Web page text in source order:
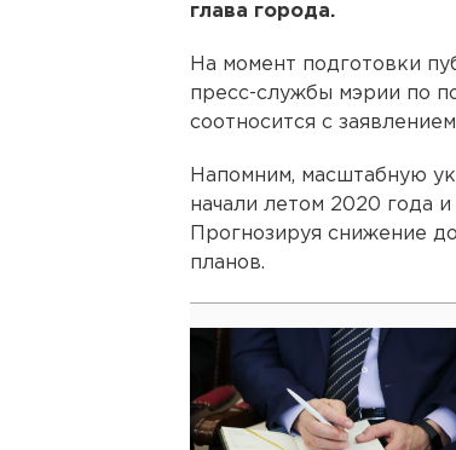
глава города.
На момент подготовки
пресс-службы мэрии по
соотносится с
Напомним, масштабную
начали летом 2020 года
Прогнозируя снижение
планов.